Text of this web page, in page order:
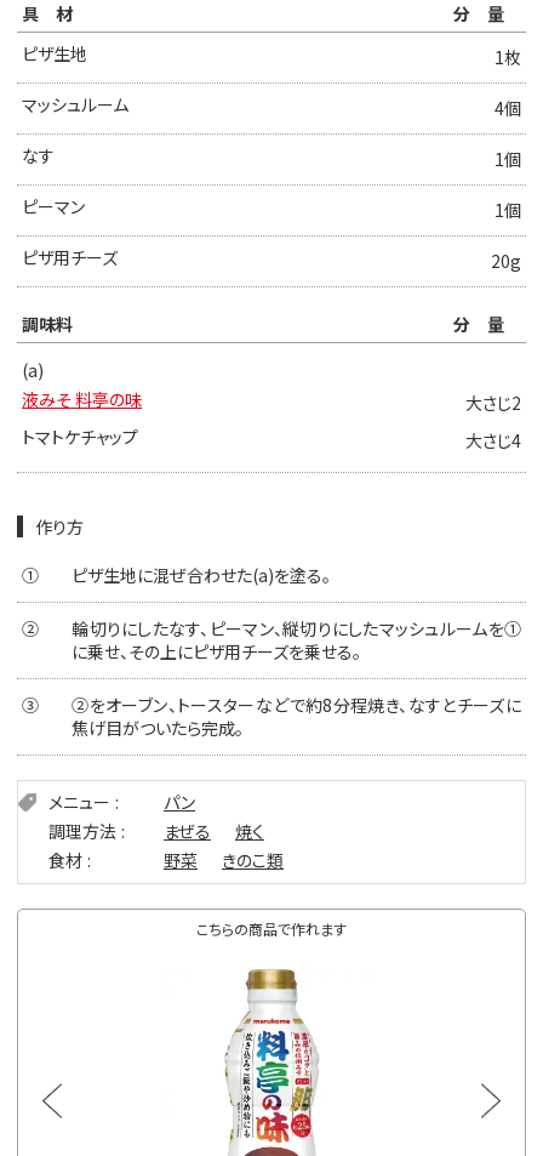
具材
分量
ピザ生地
1枚
マッシュルーム
4個
なす
1個
ピーマン
1個
ピザ用チーズ
20g
調味料
分量
(a)
液みそ 料亭の味
大さじ2
トマトケチャップ
大さじ4
作り方
①
ピザ生地に混ぜ合わせた(a)を塗る。
②
輪切りにしたなす、ピーマン、縦切りにしたマッシュルームを①
に乗せ、その上にピザ用チーズを乗せる。
③
②をオーブン、トースターなどで約8分程焼き、なすとチーズに
焦げ目がついたら完成。
メニュー
パン
調理方法
まぜる
焼く
食材
野菜 きのこ類
こちらの商品で作れます